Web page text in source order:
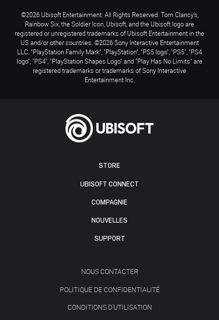
STORE
UBISOFT CONNECT
COMPAGNIE
NOUVELLES
SUPPORT
NOUS CONTACTER
POLITIQUE DE CONFIDENTIALITÉ
CONDITIONS D'UTILISATION
©2026 Ubisoft Entertainment. All Rights Reserved. Tom Clancy’s,
Rainbow Six, the Soldier Icon, Ubisoft, and the Ubisoft logo are
registered or unregistered trademarks of Ubisoft Entertainment in the
US and/or other countries. ©2026 Sony Interactive Entertainment
LLC. "PlayStation Family Mark", "PlayStation", "PS5 logo", "PS5", "PS4
logo", "PS4", "PlayStation Shapes Logo" and "Play Has No Limits" are
registered trademarks or trademarks of Sony Interactive
Entertainment Inc.